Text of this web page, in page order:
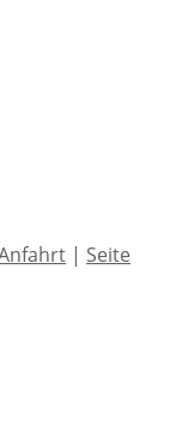
| Seite